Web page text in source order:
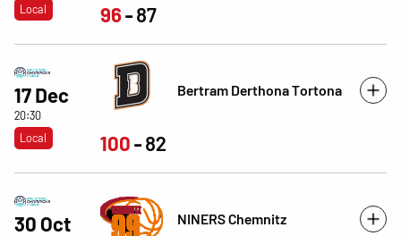
Local
96 87
17 Dec
20:30
Local
Bertram Derthona Tortona
100 82
30 Oct NINERS Chemnitz